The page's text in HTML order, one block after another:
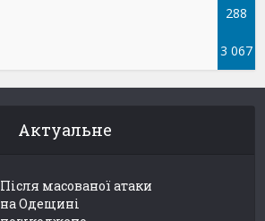
288
3 067
Актуальне
Після масованої атаки
на Одещині